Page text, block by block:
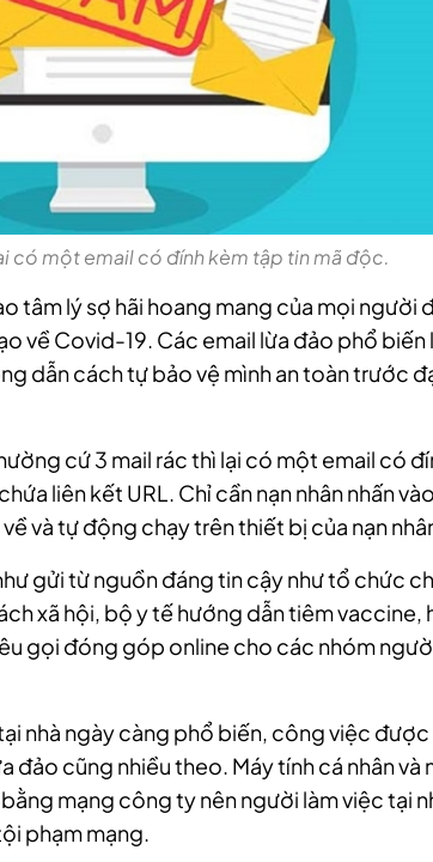
có một email có đính kèm tập tin mã độc.
tâm lý sợ hãi hoang mang của mọi người
về Covid-19. Các email lừa đảo phổ biến
dẫn cách tự bảo vệ mình an toàn trước
cứ 3 mail rác thì lại có một email có
liên kết URL. Chỉ cần nạn nhân nhấn
và tự động chạy trên thiết bị của nạn
gửi từ nguồn đáng tin cậy như tổ chức
xã hội, bộ y tế hướng dẫn tiêm vaccine,
gọi đóng góp online cho các nhóm
nhà ngày càng phổ biến, công việc được
đảo cũng nhiều theo. Máy tính cá nhân và
mạng công ty nên người làm việc tại
phạm mạng.